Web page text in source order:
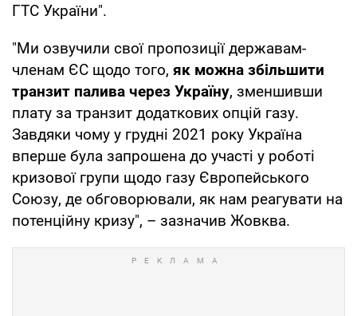
ГТС України".
"Ми озвучили свої пропозиції державам-
членам ЄС щодо того, як можна збільшити
транзит палива через Україну, зменшивши
плату за транзит додаткових опцій газу.
Завдяки чому у грудні 2021 року Україна
вперше була запрошена до участі у роботі
кризової групи щодо газу Європейського
Союзу, де обговорювали, як нам реагувати на
потенційну кризу", – зазначив Жовква.